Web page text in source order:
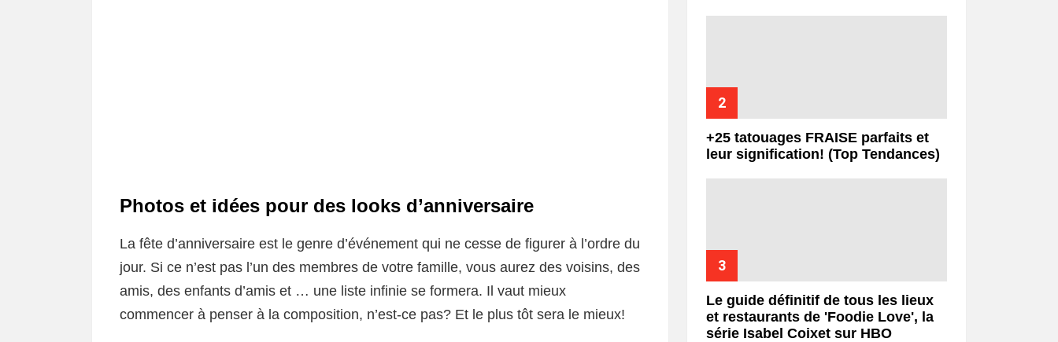
Photos et idées pour des looks d’anniversaire
La fête d’anniversaire est le genre d’événement qui ne cesse de figurer à l’ordre du
jour. Si ce n’est pas l’un des membres de votre famille, vous aurez des voisins, des
amis, des enfants d’amis et … une liste infinie se formera. Il vaut mieux
commencer à penser à la composition, n’est-ce pas? Et le plus tôt sera le mieux!
+25 tatouages ​​FRAISE parfaits et
leur signification! (Top Tendances)
Le guide définitif de tous les lieux
et restaurants de 'Foodie Love', la
série Isabel Coixet sur HBO